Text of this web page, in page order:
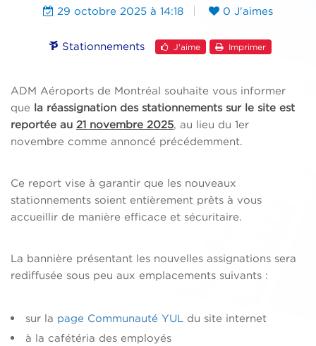
29 octobre 2025 à 14:18 0 J'aimes
Stationnements J'aime Imprimer
ADM Aéroports de Montréal souhaite vous informer
que la réassignation des stationnements sur le site est
reportée au 21 novembre 2025, au lieu du 1er
novembre comme annoncé précédemment.
Ce report vise à garantir que les nouveaux
stationnements soient entièrement prêts à vous
accueillir de manière efficace et sécuritaire.
La bannière présentant les nouvelles assignations sera
rediffusée sous peu aux emplacements suivants :
sur la page Communauté YUL du site internet
à la cafétéria des employés